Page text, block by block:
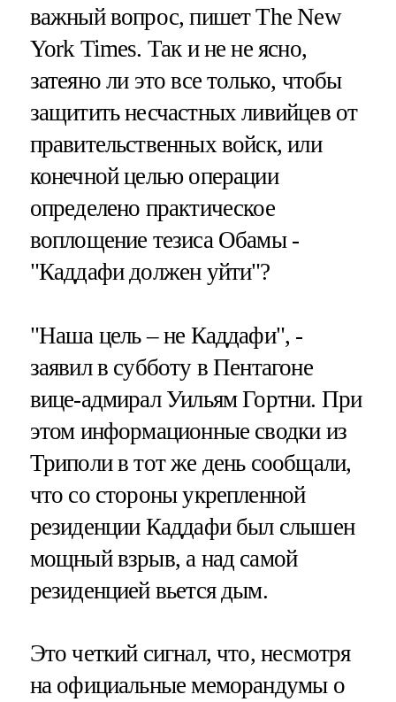
важный вопрос, пишет The New
York Times. Так и не не ясно,
затеяно ли это все только, чтобы
защитить несчастных ливийцев от
правительственных войск, или
конечной целью операции
определено практическое
воплощение тезиса Обамы -
"Каддафи должен уйти"?
"Наша цель – не Каддафи", -
заявил в субботу в Пентагоне
вице-адмирал Уильям Гортни. При
этом информационные сводки из
Триполи в тот же день сообщали,
что со стороны укрепленной
резиденции Каддафи был слышен
мощный взрыв, а над самой
резиденцией вьется дым.
Это четкий сигнал, что, несмотря
на официальные меморандумы о